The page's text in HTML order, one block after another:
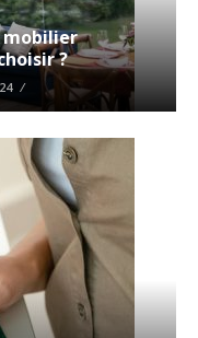
mobilier
?